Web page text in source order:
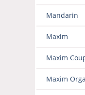
Mandarin
Maxim
Maxim
Maxim